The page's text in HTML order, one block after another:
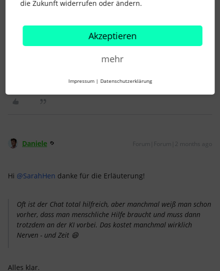
Daniele Forum|Forum|2 months ago
Hi ​ @SarahHen danke für die Erläuterung!
Oft ist der Chat total hilfreich, aber manchmal weiß man schon
vorher, dass man menschliche Hilfe braucht und muss dann
trotzdem an der KI vorbei. Das kostet manchmal wirklich
Nerven - und Zeit 😄
Alles klar.
die Zukunft widerrufen oder ändern.
Akzeptieren
mehr
Impressum | Datenschutzerklärung